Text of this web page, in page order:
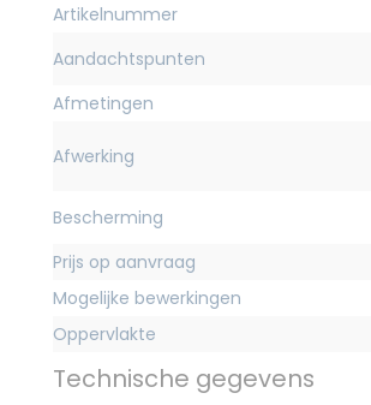
Artikelnummer
Aandachtspunten
Afmetingen
Afwerking
Bescherming
Prijs op aanvraag
Mogelijke bewerkingen
Oppervlakte
Technische gegevens